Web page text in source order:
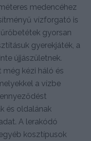
medencéhez
vízforgató is
gyorsan
gyerekjáték, a
újjászületnek.
kézi háló és
a vízbe
és oldalának
A lerakódó
kosztípusok